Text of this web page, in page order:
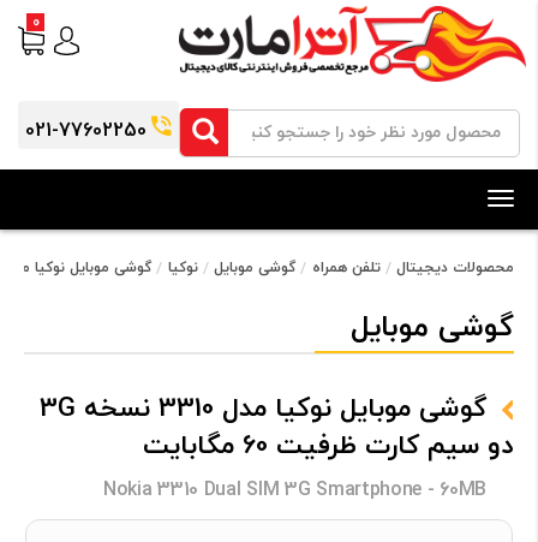
021-77602250
0
Toggle
navigation
محصولات دیجیتال تلفن همراه گوشی موبایل نوکیا گوشی موبایل نوکیا مدل 3310 نسخه 3G دو سیم کارت ظرفیت 60 مگابایت
گوشی موبایل
گوشی موبایل نوکیا مدل 3310 نسخه 3G
دو سیم کارت ظرفیت 60 مگابایت
Nokia 3310 Dual SIM 3G Smartphone - 60MB